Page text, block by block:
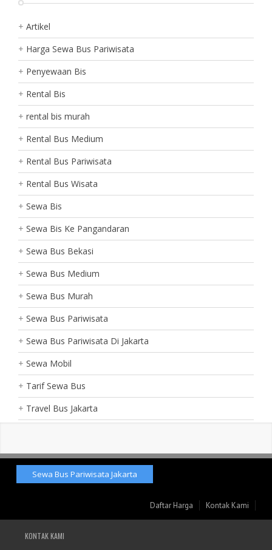
Artikel
Harga Sewa Bus Pariwisata
Penyewaan Bis
Rental Bis
rental bis murah
Rental Bus Medium
Rental Bus Pariwisata
Rental Bus Wisata
Sewa Bis
Sewa Bis Ke Pangandaran
Sewa Bus Bekasi
Sewa Bus Medium
Sewa Bus Murah
Sewa Bus Pariwisata
Sewa Bus Pariwisata Di Jakarta
Sewa Mobil
Tarif Sewa Bus
Travel Bus Jakarta
Sewa Bus Pariwisata Jakarta
Daftar Harga Kontak Kami
KONTAK KAMI